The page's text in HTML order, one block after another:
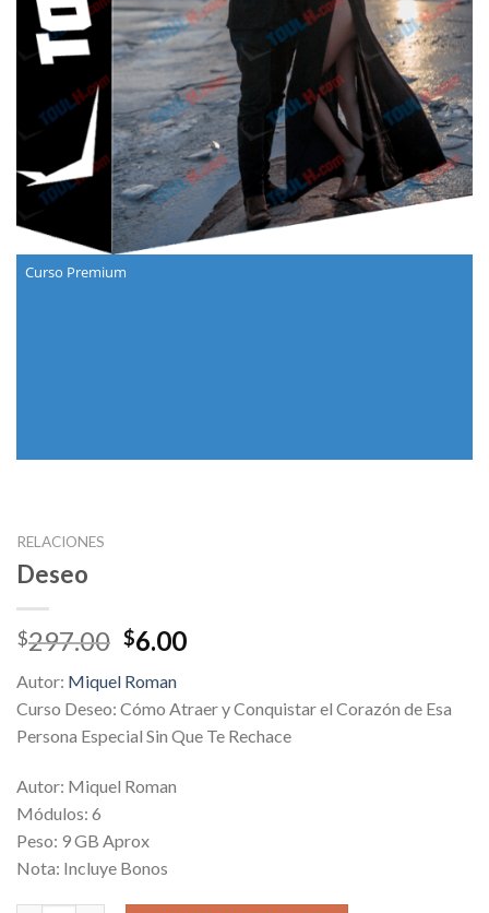
Curso Premium
RELACIONES
Deseo
$297.00 Original
was:
$297.00.
$6.00Current
$6.00.
Autor: Miquel Roman
Curso Deseo: Cómo Atraer y Conquistar el Corazón de Esa
Persona Especial Sin Que Te Rechace
Autor: Miquel Roman
Módulos: 6
Peso: 9 GB Aprox
Nota: Incluye Bonos